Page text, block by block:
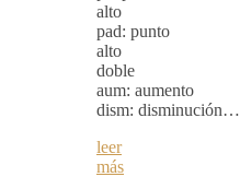
alto
pad: punto
alto
doble
aum: aumento
dism: disminución…
leer
más